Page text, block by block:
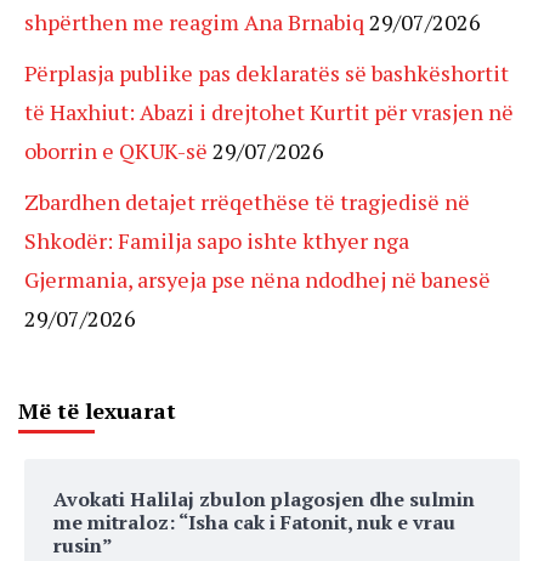
shpërthen me reagim Ana Brnabiq 29/07/2026
Përplasja publike pas deklaratës së bashkëshortit
të Haxhiut: Abazi i drejtohet Kurtit për vrasjen në
oborrin e QKUK-së 29/07/2026
Zbardhen detajet rrëqethëse të tragjedisë në
Shkodër: Familja sapo ishte kthyer nga
Gjermania, arsyeja pse nëna ndodhej në banesë
29/07/2026
Më të lexuarat
Avokati Halilaj zbulon plagosjen dhe sulmin
me mitraloz: “Isha cak i Fatonit, nuk e vrau
rusin”